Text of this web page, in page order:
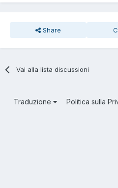
Share
Vai alla lista discussioni
Traduzione Politica sulla